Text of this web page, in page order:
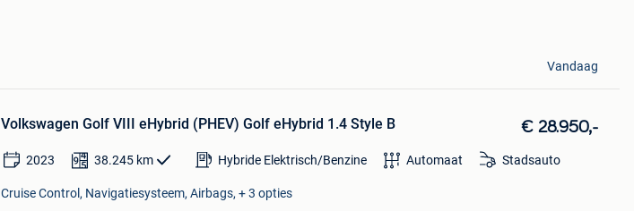
Vandaag
Volkswagen Golf VIII eHybrid (PHEV) Golf eHybrid 1.4 Style B € 28.950,-
2023 38.245 km Hybride Elektrisch/Benzine Automaat Stadsauto
Cruise Control, Navigatiesysteem, Airbags, + 3 opties